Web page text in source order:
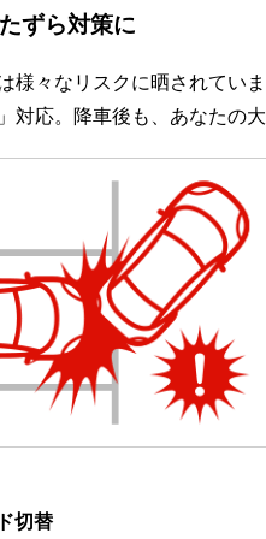
ずら対策に
様々なリスクに晒されてい
対応。降車後も、あなたの
切替